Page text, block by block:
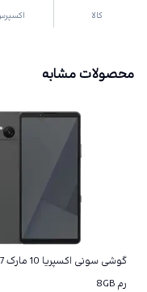
کالا
محصولات مشابه
رم 8GB